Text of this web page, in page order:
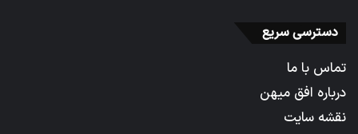
دسترسی سریع
تماس با ما
درباره افق میهن
نقشه سایت